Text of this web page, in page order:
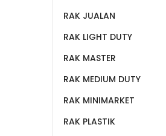
RAK JUALAN
RAK LIGHT DUTY
RAK MASTER
RAK MEDIUM DUTY
RAK MINIMARKET
RAK PLASTIK